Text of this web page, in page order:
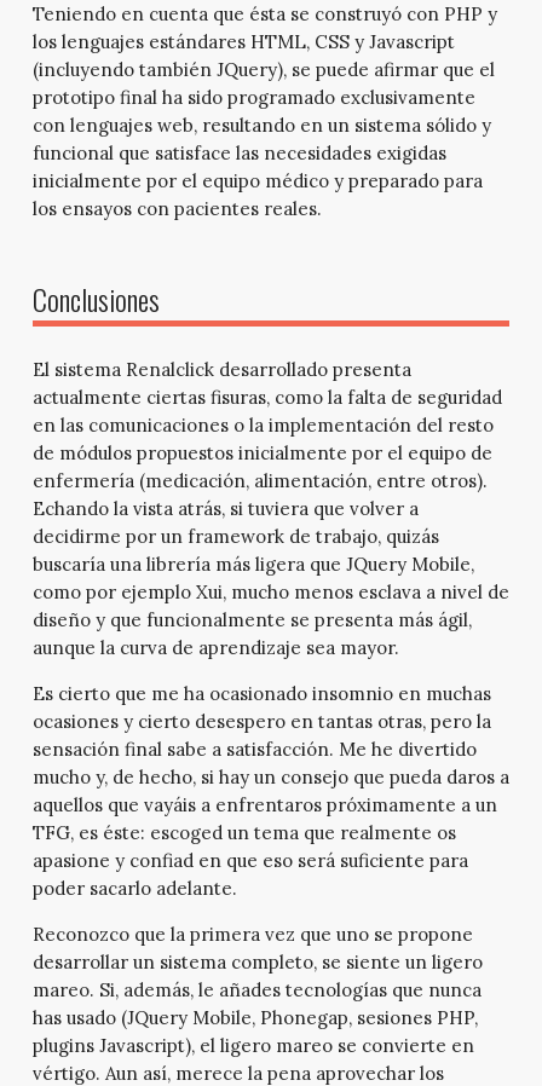
Teniendo en cuenta que ésta se construyó con PHP y
los lenguajes estándares HTML, CSS y Javascript
(incluyendo también JQuery), se puede afirmar que el
prototipo final ha sido programado exclusivamente
con lenguajes web, resultando en un sistema sólido y
funcional que satisface las necesidades exigidas
inicialmente por el equipo médico y preparado para
los ensayos con pacientes reales.
Conclusiones
El sistema Renalclick desarrollado presenta
actualmente ciertas fisuras, como la falta de seguridad
en las comunicaciones o la implementación del resto
de módulos propuestos inicialmente por el equipo de
enfermería (medicación, alimentación, entre otros).
Echando la vista atrás, si tuviera que volver a
decidirme por un framework de trabajo, quizás
buscaría una librería más ligera que JQuery Mobile,
como por ejemplo Xui, mucho menos esclava a nivel de
diseño y que funcionalmente se presenta más ágil,
aunque la curva de aprendizaje sea mayor.
Es cierto que me ha ocasionado insomnio en muchas
ocasiones y cierto desespero en tantas otras, pero la
sensación final sabe a satisfacción. Me he divertido
mucho y, de hecho, si hay un consejo que pueda daros a
aquellos que vayáis a enfrentaros próximamente a un
TFG, es éste: escoged un tema que realmente os
apasione y confiad en que eso será suficiente para
poder sacarlo adelante.
Reconozco que la primera vez que uno se propone
desarrollar un sistema completo, se siente un ligero
mareo. Si, además, le añades tecnologías que nunca
has usado (JQuery Mobile, Phonegap, sesiones PHP,
plugins Javascript), el ligero mareo se convierte en
vértigo. Aun así, merece la pena aprovechar los